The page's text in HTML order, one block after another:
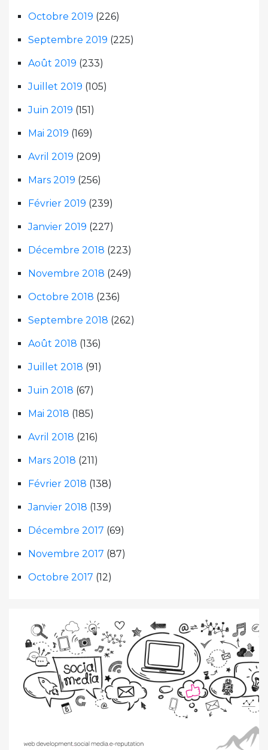
Octobre 2019 (226)
Septembre 2019 (225)
Août 2019 (233)
Juillet 2019 (105)
Juin 2019 (151)
Mai 2019 (169)
Avril 2019 (209)
Mars 2019 (256)
Février 2019 (239)
Janvier 2019 (227)
Décembre 2018 (223)
Novembre 2018 (249)
Octobre 2018 (236)
Septembre 2018 (262)
Août 2018 (136)
Juillet 2018 (91)
Juin 2018 (67)
Mai 2018 (185)
Avril 2018 (216)
Mars 2018 (211)
Février 2018 (138)
Janvier 2018 (139)
Décembre 2017 (69)
Novembre 2017 (87)
Octobre 2017 (12)